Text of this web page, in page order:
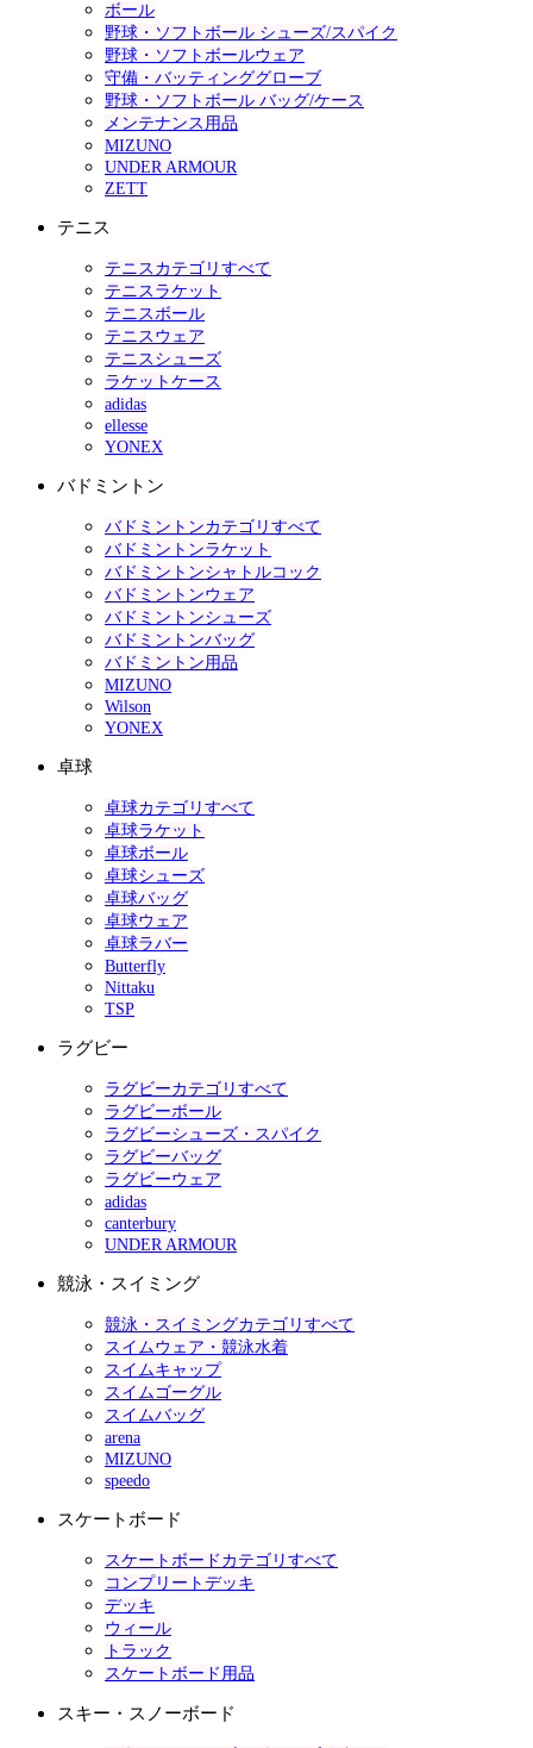
ボール
野球・ソフトボール シューズ/スパイク
野球・ソフトボールウェア
守備・バッティンググローブ
野球・ソフトボール バッグ/ケース
メンテナンス用品
MIZUNO
UNDER ARMOUR
ZETT
テニス
テニスカテゴリすべて
テニスラケット
テニスボール
テニスウェア
テニスシューズ
ラケットケース
adidas
ellesse
YONEX
バドミントン
バドミントンカテゴリすべて
バドミントンラケット
バドミントンシャトルコック
バドミントンウェア
バドミントンシューズ
バドミントンバッグ
バドミントン用品
MIZUNO
Wilson
YONEX
卓球
卓球カテゴリすべて
卓球ラケット
卓球ボール
卓球シューズ
卓球バッグ
卓球ウェア
卓球ラバー
Butterfly
Nittaku
TSP
ラグビー
ラグビーカテゴリすべて
ラグビーボール
ラグビーシューズ・スパイク
ラグビーバッグ
ラグビーウェア
adidas
canterbury
UNDER ARMOUR
競泳・スイミング
競泳・スイミングカテゴリすべて
スイムウェア・競泳水着
スイムキャップ
スイムゴーグル
スイムバッグ
arena
MIZUNO
speedo
スケートボード
スケートボードカテゴリすべて
コンプリートデッキ
デッキ
ウィール
トラック
スケートボード用品
スキー・スノーボード